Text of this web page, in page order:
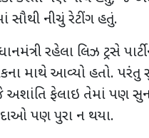
સૌથી નીચું રેટીંગ હતું.
રહેલા લિઝ ટ્રસે
માથે આવ્યો હતો. પરંતુ
અશાંતિ ફેલાઇ તેમાં પણ
પણ પુરા ન થયા.